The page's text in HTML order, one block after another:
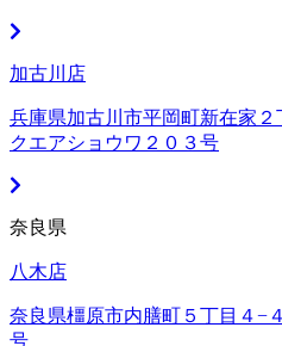
加古川店
兵庫県加古川市平岡町新在家
クエアショウワ２０３号
奈良県
八木店
奈良県橿原市内膳町５丁目４−
号